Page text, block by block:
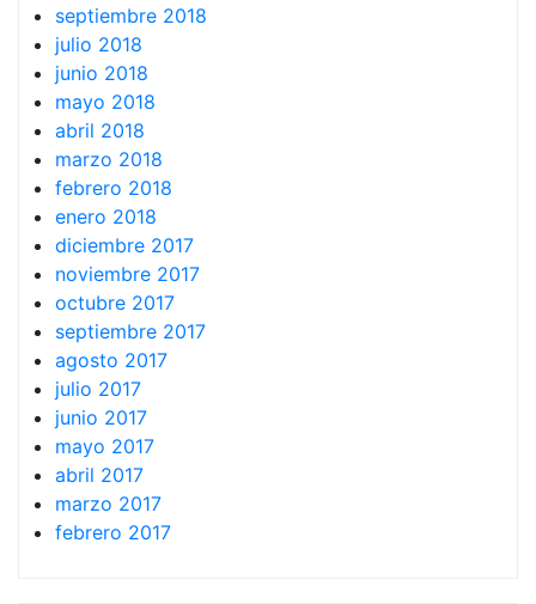
septiembre 2018
julio 2018
junio 2018
mayo 2018
abril 2018
marzo 2018
febrero 2018
enero 2018
diciembre 2017
noviembre 2017
octubre 2017
septiembre 2017
agosto 2017
julio 2017
junio 2017
mayo 2017
abril 2017
marzo 2017
febrero 2017